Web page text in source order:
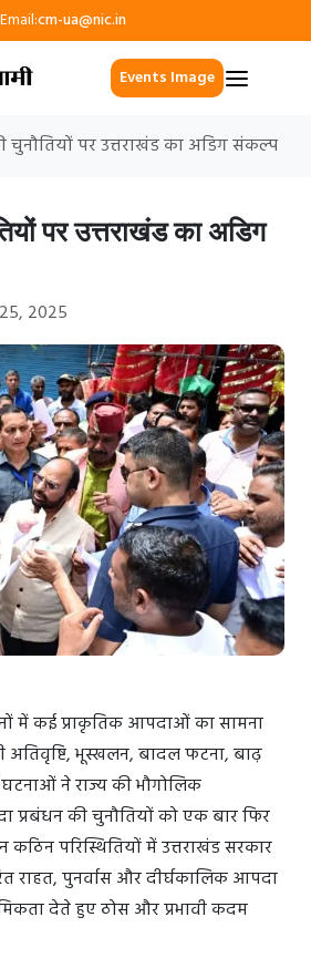
Email:cm-ua@nic.in
Events Image
चुनौतियों पर उत्तराखंड का अडिग संकल्प
पर उत्तराखंड का अडिग
2025
में कई प्राकृतिक आपदाओं का सामना
अतिवृष्टि, भूस्खलन, बादल फटना, बाढ़
ने राज्य की भौगोलिक
की चुनौतियों को एक बार फिर
कठिन परिस्थितियों में उत्तराखंड सरकार
राहत, पुनर्वास और दीर्घकालिक आपदा
देते हुए ठोस और प्रभावी कदम